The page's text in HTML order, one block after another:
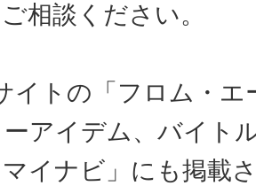
相談ください。
イトの「フロム・
アイデム、バイト
イナビ」にも掲載